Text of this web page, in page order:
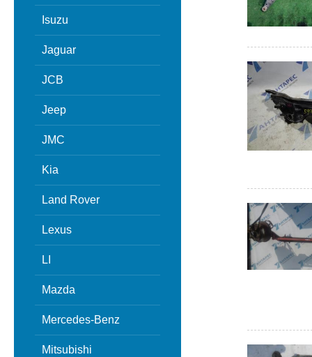
Isuzu
Jaguar
JCB
Jeep
JMC
Kia
Land Rover
Lexus
LI
Mazda
Mercedes-Benz
Mitsubishi